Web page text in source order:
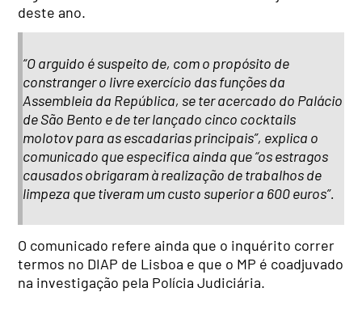
deste ano.
“O arguido é suspeito de, com o propósito de
constranger o livre exercício das funções da
Assembleia da República, se ter acercado do Palácio
de São Bento e de ter lançado cinco cocktails
molotov para as escadarias principais”, explica o
comunicado que especifica ainda que “os estragos
causados obrigaram à realização de trabalhos de
limpeza que tiveram um custo superior a 600 euros”.
O comunicado refere ainda que o inquérito correr
termos no DIAP de Lisboa e que o MP é coadjuvado
na investigação pela Polícia Judiciária.